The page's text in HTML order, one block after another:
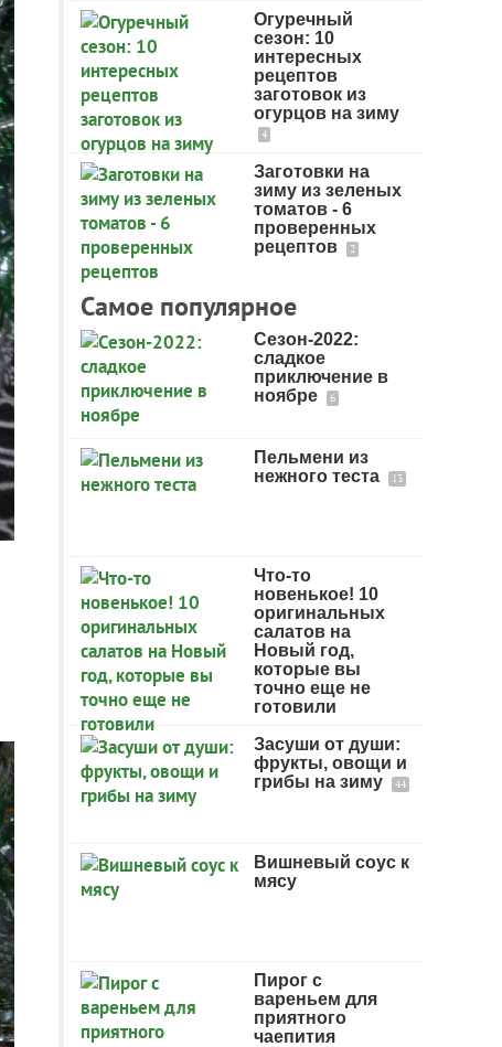
Огуречный
сезон: 10
интересных
рецептов
заготовок из
огурцов на зиму
4
Заготовки на
зиму из зеленых
томатов - 6
проверенных
рецептов
2
Самое популярное
Сезон-2022:
сладкое
приключение в
ноябре
6
Пельмени из
нежного теста
13
Что-то
новенькое! 10
оригинальных
салатов на
Новый год,
которые вы
точно еще не
готовили
Засуши от души:
фрукты, овощи и
грибы на зиму
44
Вишневый соус к
мясу
Пирог с
вареньем для
приятного
чаепития